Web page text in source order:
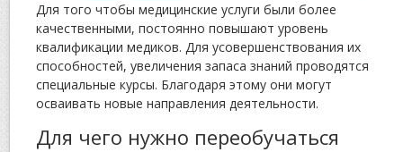
Для того чтобы медицинские услуги были более
качественными, постоянно повышают уровень
квалификации медиков. Для усовершенствования их
способностей, увеличения запаса знаний проводятся
специальные курсы. Благодаря этому они могут
осваивать новые направления деятельности.
Для чего нужно переобучаться